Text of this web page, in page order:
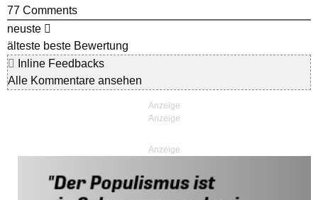
77 Comments
neuste
älteste beste Bewertung
Inline Feedbacks
Alle Kommentare ansehen
Anzeige